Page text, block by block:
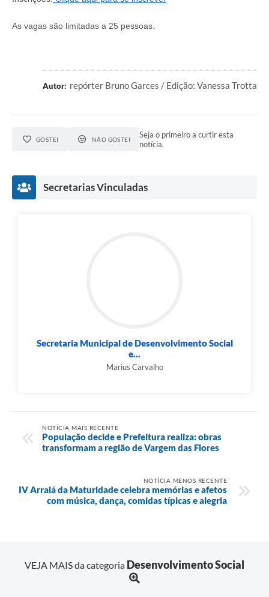
As vagas são limitadas a 25 pessoas.
Autor: repórter Bruno Garces / Edição: Vanessa Trotta
GOSTEI NÃO GOSTEI
Seja o primeiro a curtir esta
notícia.
Secretarias Vinculadas
Secretaria Municipal de Desenvolvimento Social
e...
Marius Carvalho
NOTÍCIA MAIS RECENTE
População decide e Prefeitura realiza: obras
transformam a região de Vargem das Flores
NOTÍCIA MENOS RECENTE
IV Arraiá da Maturidade celebra memórias e afetos
com música, dança, comidas típicas e alegria
VEJA MAIS da categoria Desenvolvimento Social